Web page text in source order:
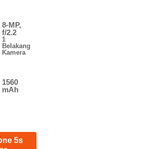
8-MP,
f/2.2
1
Belakang
Kamera
1560
mAh
5s